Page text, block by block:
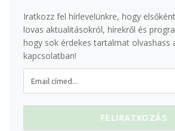
Iratkozz fel hírlevelünkre, hogy
lovas aktualitásokról, hírekről és
hogy sok érdekes tartalmat olvashass
kapcsolatban!